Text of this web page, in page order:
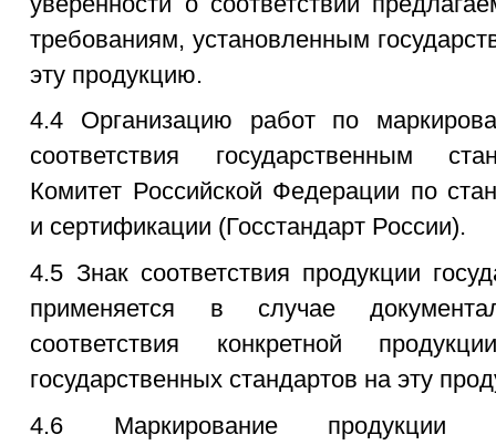
требованиям, установленным
эту продукцию.
4.4 Организацию работ по
соответствия государственным
Комитет Российской Федерации по
и сертификации (Госстандарт России).
4.5 Знак соответствия продукции
применяется в случае
соответствия конкретной
государственных стандартов на эту
4.6 Маркирование продукции